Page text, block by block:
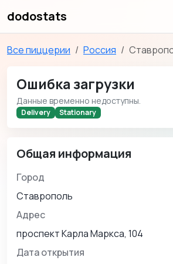
dodostats
Все пиццерии Россия
Ошибка загрузки
Данные временно недоступны.
Delivery Stationary
Общая информация
Город
Ставрополь
Адрес
проспект Карла Маркса, 104
Дата открытия